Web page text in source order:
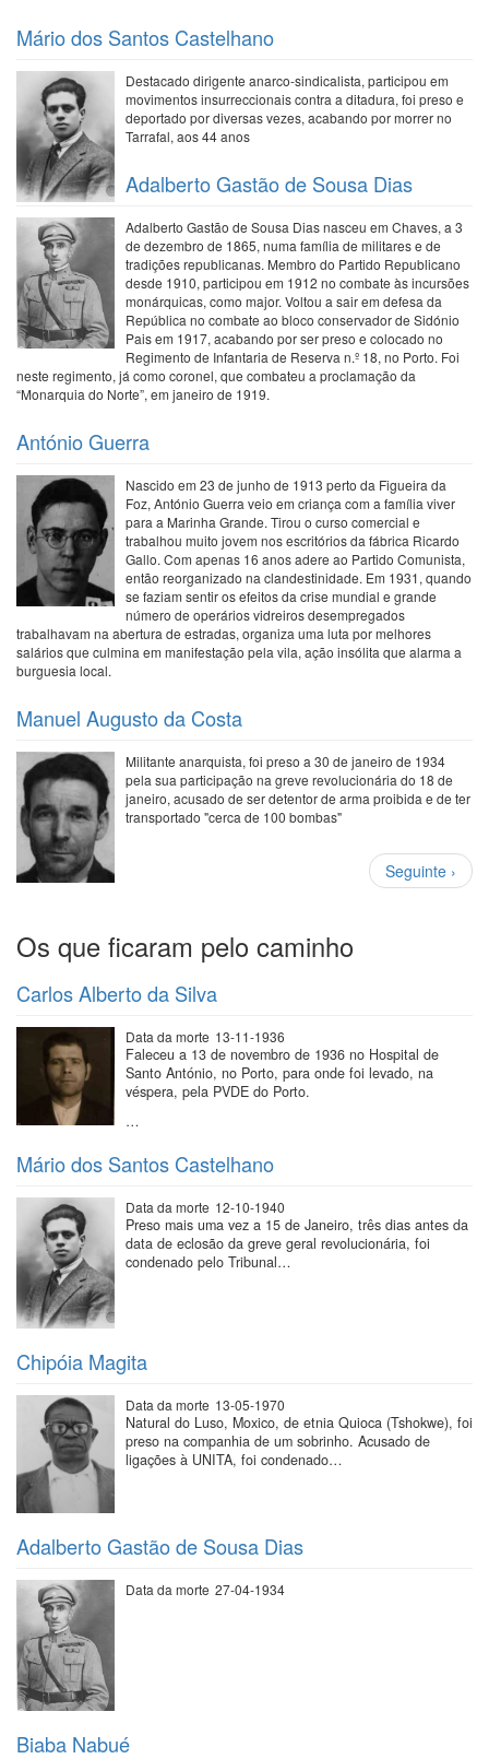
Mário dos Santos Castelhano
Destacado dirigente anarco-sindicalista, participou em
movimentos insurreccionais contra a ditadura, foi preso e
deportado por diversas vezes, acabando por morrer no
Tarrafal, aos 44 anos
Adalberto Gastão de Sousa Dias
Adalberto Gastão de Sousa Dias nasceu em Chaves, a 3
de dezembro de 1865, numa família de militares e de
tradições republicanas. Membro do Partido Republicano
desde 1910, participou em 1912 no combate às incursões
monárquicas, como major. Voltou a sair em defesa da
República no combate ao bloco conservador de Sidónio
Pais em 1917, acabando por ser preso e colocado no
Regimento de Infantaria de Reserva n.º 18, no Porto. Foi
neste regimento, já como coronel, que combateu a proclamação da
“Monarquia do Norte”, em janeiro de 1919.
António Guerra
Nascido em 23 de junho de 1913 perto da Figueira da
Foz, António Guerra veio em criança com a família viver
para a Marinha Grande. Tirou o curso comercial e
trabalhou muito jovem nos escritórios da fábrica Ricardo
Gallo. Com apenas 16 anos adere ao Partido Comunista,
então reorganizado na clandestinidade. Em 1931, quando
se faziam sentir os efeitos da crise mundial e grande
número de operários vidreiros desempregados
trabalhavam na abertura de estradas, organiza uma luta por melhores
salários que culmina em manifestação pela vila, ação insólita que alarma a
burguesia local.
Manuel Augusto da Costa
Militante anarquista, foi preso a 30 de janeiro de 1934
pela sua participação na greve revolucionária do 18 de
janeiro, acusado de ser detentor de arma proibida e de ter
transportado "cerca de 100 bombas"
Paginação
Próxima
página
Seguinte ›
Os que ficaram pelo caminho
Carlos Alberto da Silva
Data da morte 13-11-1936
Faleceu a 13 de novembro de 1936 no Hospital de
Santo António, no Porto, para onde foi levado, na
véspera, pela PVDE do Porto.
…
Mário dos Santos Castelhano
Data da morte 12-10-1940
Preso mais uma vez a 15 de Janeiro, três dias antes da
data de eclosão da greve geral revolucionária, foi
condenado pelo Tribunal…
Chipóia Magita
Data da morte 13-05-1970
Natural do Luso, Moxico, de etnia Quioca (Tshokwe), foi
preso na companhia de um sobrinho. Acusado de
ligações à UNITA, foi condenado…
Adalberto Gastão de Sousa Dias
Data da morte 27-04-1934
Biaba Nabué